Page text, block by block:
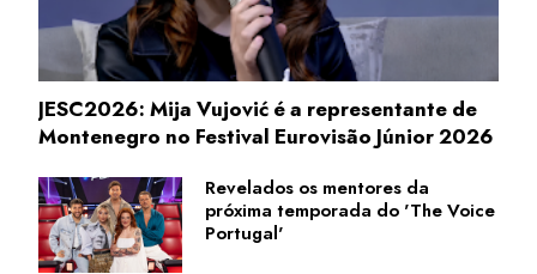
JESC2026: Mija Vujović é a representante de
Montenegro no Festival Eurovisão Júnior 2026
Revelados os mentores da
próxima temporada do 'The Voice
Portugal'